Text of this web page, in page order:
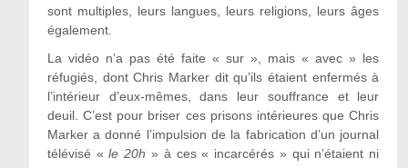
sont multiples, leurs langues, leurs religions, leurs âges
également.
La vidéo n’a pas été faite « sur », mais « avec » les
réfugiés, dont Chris Marker dit qu’ils étaient enfermés à
l’intérieur d’eux-mêmes, dans leur souffrance et leur
deuil. C’est pour briser ces prisons intérieures que Chris
Marker a donné l’impulsion de la fabrication d’un journal
télévisé «le 20h» à ces « incarcérés » qui n’étaient ni